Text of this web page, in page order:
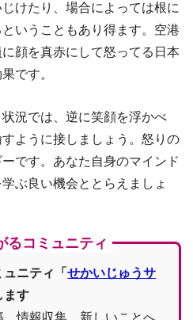
けたり、場合によっては根に
いうこともあり得ます。空港
顔を真赤にして怒ってる日本
です。
況では、逆に笑顔を浮かべ
ように接しましょう。怒りの
です。あなた自身のマインド
ぶ良い機会ととらえましょ
るコミュニティ
ュニティ「せかいじゅうサ
ます
情報収集、新しいことへ